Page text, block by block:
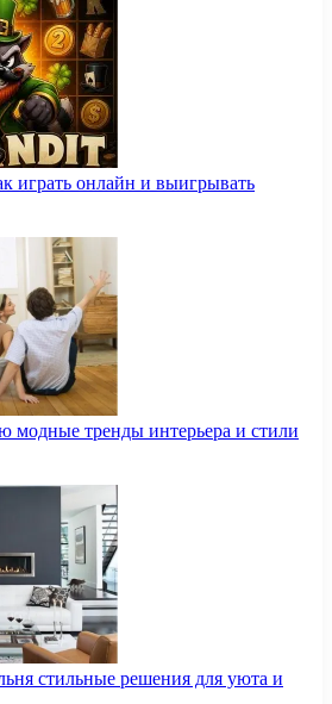
играть онлайн и выигрывать
модные тренды интерьера и стили
стильные решения для уюта и